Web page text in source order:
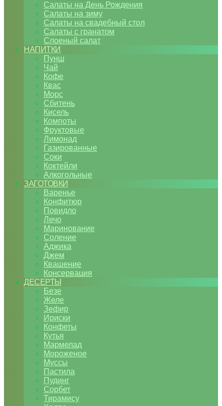
Салаты на День Рождения
Салаты на зиму
Салаты на свадебный стол
Салаты с гранатом
Слоеный салат
НАПИТКИ
Пунш
Чай
Кофе
Квас
Морс
Сбитень
Кисель
Компоты
Фруктовые
Лимонад
Газированные
Соки
Коктейли
Алкогольные
ЗАГОТОВКИ
Варенье
Конфитюр
Повидло
Лечо
Маринование
Соление
Аджика
Джем
Квашение
Консервация
ДЕСЕРТЫ
Безе
Желе
Зефир
Ириски
Конфеты
Кутья
Мармелад
Мороженое
Муссы
Пастила
Пудинг
Сорбет
Тирамису